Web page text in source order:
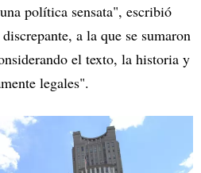
política sensata", escribió
a la que se sumaron
el texto, la historia y
legales".